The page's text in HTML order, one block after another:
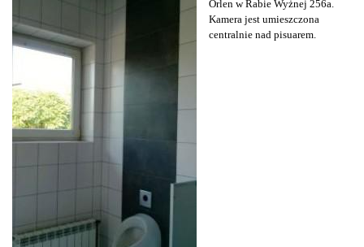
Orlen w Rabie Wyżnej 256a.
Kamera jest umieszczona
centralnie nad pisuarem.